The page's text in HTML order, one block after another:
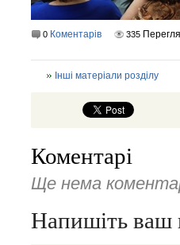
0 Коментарів 335
Інші матеріали розділу
Коментарі
Ще нема
Напишіть ваш